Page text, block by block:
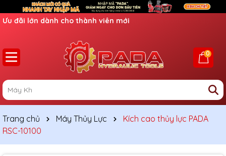
Ưu đãi lớn dành cho thành viên mới
0
Trang chủ Máy Thủy Lực
Kích cao thủy lực PADA
RSC-10100